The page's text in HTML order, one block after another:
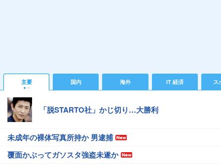
主要 国内 海外 IT 経済 ス
「脱STARTO社」かじ切り…大勝利
未成年の裸体写真所持か 男逮捕
覆面かぶってガソスタ強盗未遂か